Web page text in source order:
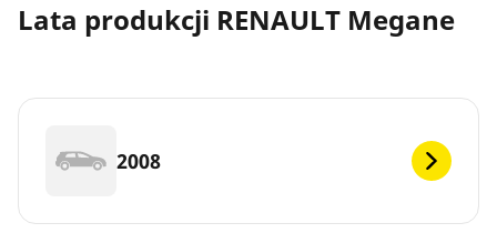
Lata produkcji RENAULT Megane
2008